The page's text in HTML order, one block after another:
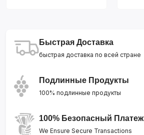
Быстрая Доставка
быстрая доставка по всей стране
Подлинные Продукты
100% подлинные продукты
100% Безопасный Платеж
We Ensure Secure Transactions